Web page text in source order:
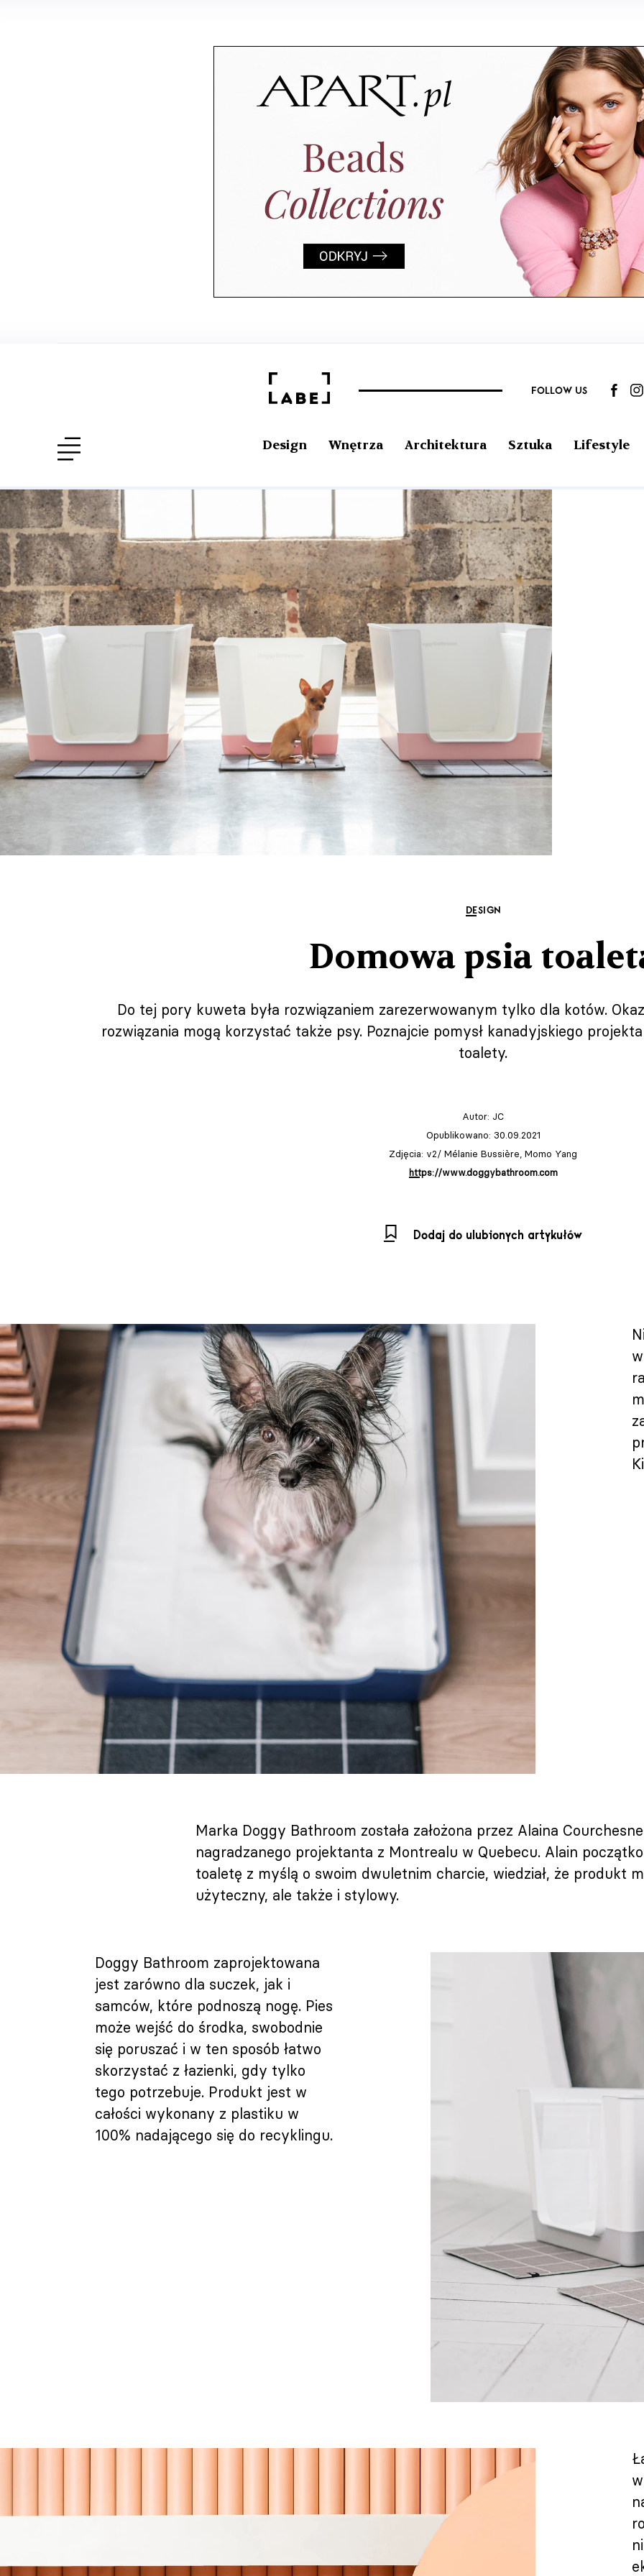
FOLLOW US
Design Wnętrza Architektura Sztuka Lifestyle
DESIGN
Domowa psia
Do tej pory kuweta była rozwiązaniem zarezerwowanym tylko dla kotów.
rozwiązania mogą korzystać także psy. Poznajcie pomysł kanadyjskiego
toalety.
Autor: JC
Opublikowano: 30.09.2021
Zdjęcia: v2/ Mélanie Bussière, Momo Yang
https://www.doggybathroom.com
Dodaj do ulubionych artykułów
Marka Doggy Bathroom została założona przez Alaina
nagradzanego projektanta z Montrealu w Quebecu. Alain
toaletę z myślą o swoim dwuletnim charcie, wiedział, że produkt
użyteczny, ale także i stylowy.
Doggy Bathroom zaprojektowana
jest zarówno dla suczek, jak i
samców, które podnoszą nogę. Pies
może wejść do środka, swobodnie
się poruszać i w ten sposób łatwo
skorzystać z łazienki, gdy tylko
tego potrzebuje. Produkt jest w
całości wykonany z plastiku w
100% nadającego się do recyklingu.